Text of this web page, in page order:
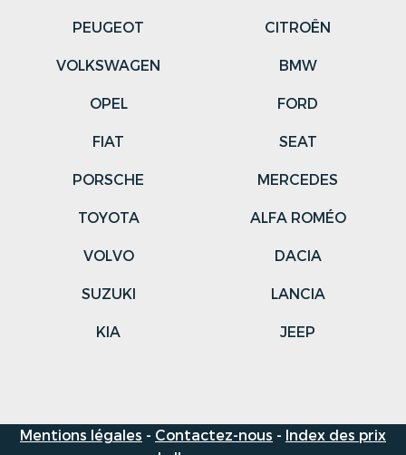
PEUGEOT
CITROËN
VOLKSWAGEN
BMW
OPEL
FORD
FIAT
SEAT
PORSCHE
MERCEDES
TOYOTA
ALFA ROMÉO
VOLVO
DACIA
SUZUKI
LANCIA
KIA
JEEP
Mentions légales - Contactez-nous - Index des prix